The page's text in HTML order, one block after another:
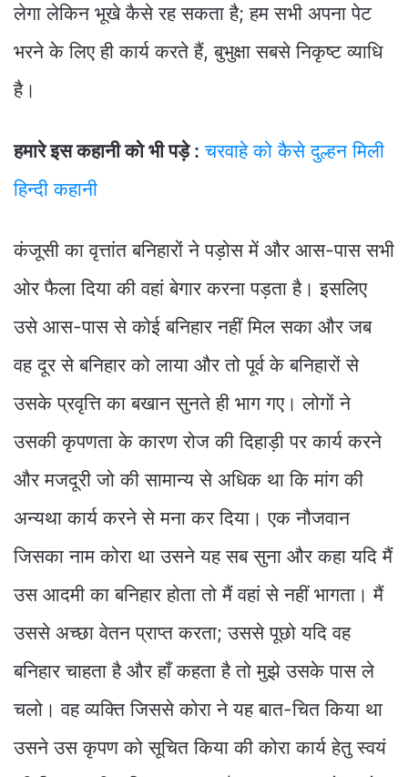
लेगा लेकिन भूखे कैसे रह सकता है; हम सभी अपना पेट
भरने के लिए ही कार्य करते हैं, बुभुक्षा सबसे निकृष्ट व्याधि
है।
हमारे इस कहानी को भी पड़े : चरवाहे को कैसे दुल्हन मिली
हिन्दी कहानी
कंजूसी का वृत्तांत बनिहारों ने पड़ोस में और आस-पास सभी
ओर फैला दिया की वहां बेगार करना पड़ता है। इसलिए
उसे आस-पास से कोई बनिहार नहीं मिल सका और जब
वह दूर से बनिहार को लाया और तो पूर्व के बनिहारों से
उसके प्रवृत्ति का बखान सुनते ही भाग गए। लोगों ने
उसकी कृपणता के कारण रोज की दिहाड़ी पर कार्य करने
और मजदूरी जो की सामान्य से अधिक था कि मांग की
अन्यथा कार्य करने से मना कर दिया। एक नौजवान
जिसका नाम कोरा था उसने यह सब सुना और कहा यदि मैं
उस आदमी का बनिहार होता तो मैं वहां से नहीं भागता। मैं
उससे अच्छा वेतन प्राप्त करता; उससे पूछो यदि वह
बनिहार चाहता है और हाँ कहता है तो मुझे उसके पास ले
चलो। वह व्यक्ति जिससे कोरा ने यह बात-चित किया था
उसने उस कृपण को सूचित किया की कोरा कार्य हेतु स्वयं